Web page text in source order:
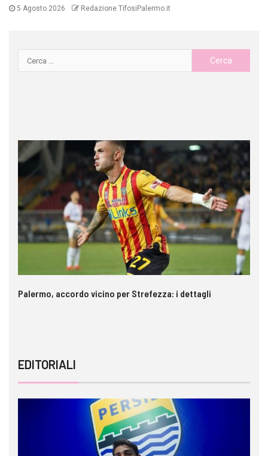
5 Agosto 2026 Redazione TifosiPalermo.it
Palermo, accordo vicino per Strefezza: i dettagli
EDITORIALI